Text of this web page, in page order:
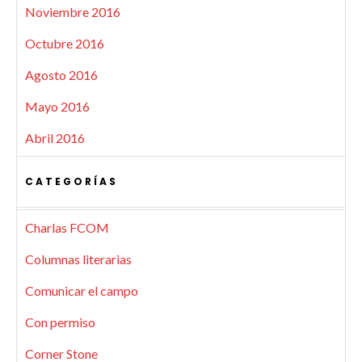
Noviembre 2016
Octubre 2016
Agosto 2016
Mayo 2016
Abril 2016
CATEGORÍAS
Charlas FCOM
Columnas literarias
Comunicar el campo
Con permiso
Corner Stone